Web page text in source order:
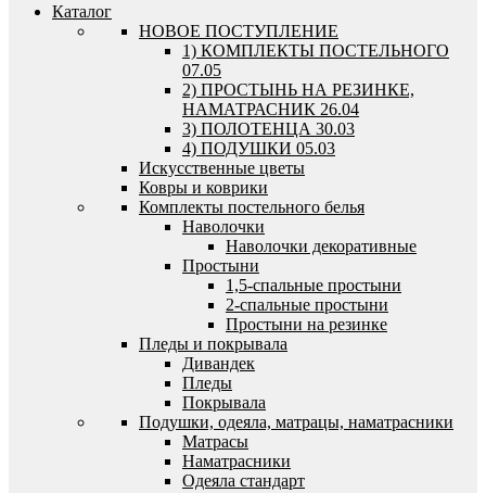
Каталог
HОВОЕ ПОСТУПЛЕНИЕ
1) КОМПЛЕКТЫ ПОСТЕЛЬНОГО
07.05
2) ПРОСТЫНЬ НА РЕЗИНКЕ,
НАМАТРАСНИК 26.04
3) ПОЛОТЕНЦА 30.03
4) ПОДУШКИ 05.03
Искусственные цветы
Ковры и коврики
Комплекты постельного белья
Наволочки
Наволочки декоративные
Простыни
1,5-спальные простыни
2-спальные простыни
Простыни на резинке
Пледы и покрывала
Дивандек
Пледы
Покрывала
Подушки, одеяла, матрацы, наматрасники
Матрасы
Наматрасники
Одеяла стандарт